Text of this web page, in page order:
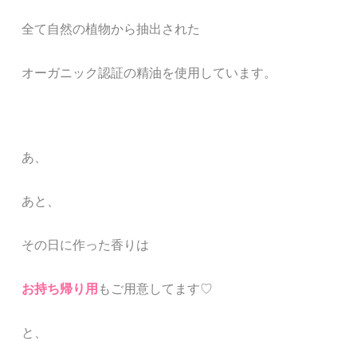
全て自然の植物から抽出された
オーガニック認証の精油を使用しています。
あ、
あと、
その日に作った香りは
お持ち帰り用 もご用意してます♡
と、